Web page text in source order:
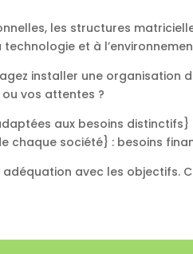
les structures
et à
installer une organisation
vos attentes ?
aux besoins
chaque société} : besoins
avec les objectifs.